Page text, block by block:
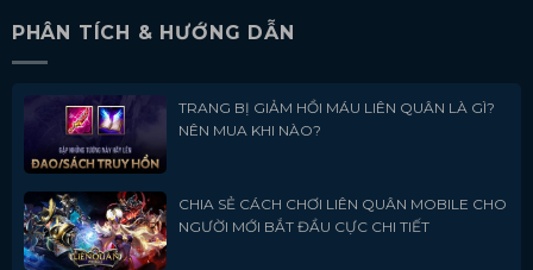
PHÂN TÍCH & HƯỚNG DẪN
TRANG BỊ GIẢM HỒI MÁU LIÊN QUÂN LÀ GÌ?
NÊN MUA KHI NÀO?
CHIA SẺ CÁCH CHƠI LIÊN QUÂN MOBILE CHO
NGƯỜI MỚI BẮT ĐẦU CỰC CHI TIẾT